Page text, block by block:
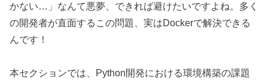
かない…」なんて悪夢、できれば避けたいですよね。多く
の開発者が直面するこの問題、実はDockerで解決できる
んです！
本セクションでは、Python開発における環境構築の課題